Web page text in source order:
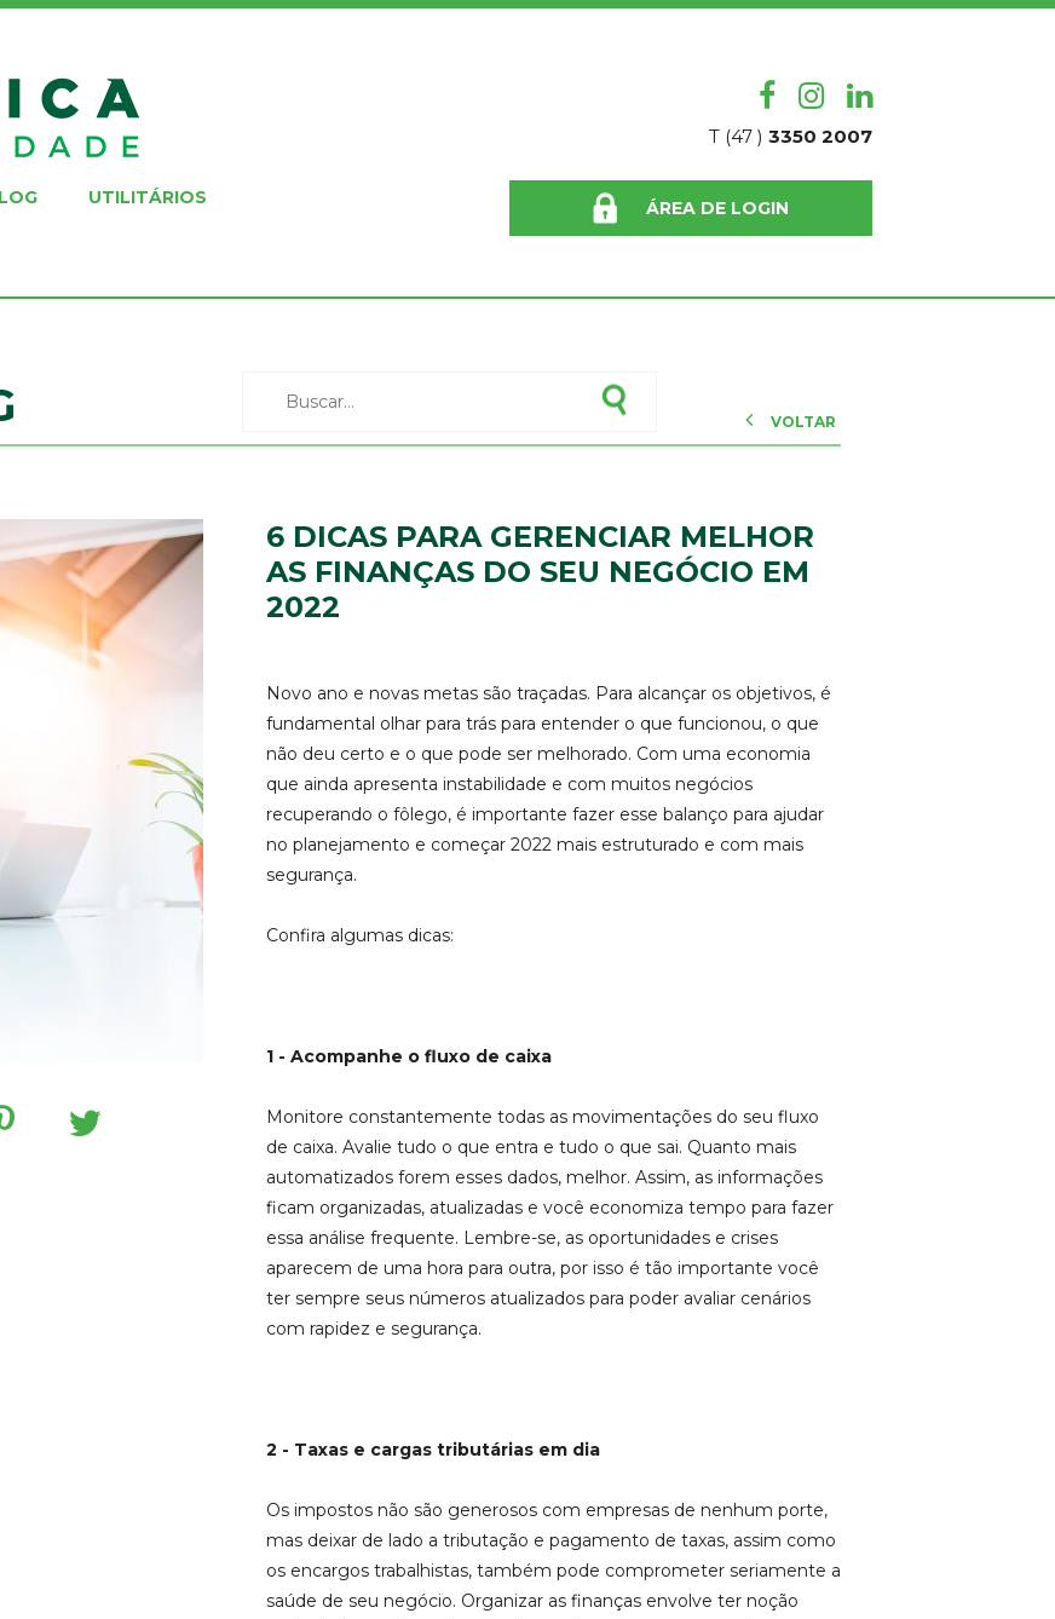
T (47 ) 3350 2007
UTILITÁRIOS
ÁREA DE LOGIN
VOLTAR
6 DICAS PARA GERENCIAR MELHOR
AS FINANÇAS DO SEU NEGÓCIO EM
2022
Novo ano e novas metas são traçadas. Para alcançar os objetivos, é
fundamental olhar para trás para entender o que funcionou, o que
não deu certo e o que pode ser melhorado. Com uma economia
que ainda apresenta instabilidade e com muitos negócios
recuperando o fôlego, é importante fazer esse balanço para ajudar
no planejamento e começar 2022 mais estruturado e com mais
segurança.
Confira algumas dicas:
1 - Acompanhe o fluxo de caixa
Monitore constantemente todas as movimentações do seu fluxo
de caixa. Avalie tudo o que entra e tudo o que sai. Quanto mais
automatizados forem esses dados, melhor. Assim, as informações
ficam organizadas, atualizadas e você economiza tempo para fazer
essa análise frequente. Lembre-se, as oportunidades e crises
aparecem de uma hora para outra, por isso é tão importante você
ter sempre seus números atualizados para poder avaliar cenários
com rapidez e segurança.
2 - Taxas e cargas tributárias em dia
Os impostos não são generosos com empresas de nenhum porte,
mas deixar de lado a tributação e pagamento de taxas, assim como
os encargos trabalhistas, também pode comprometer seriamente a
saúde de seu negócio. Organizar as finanças envolve ter noção